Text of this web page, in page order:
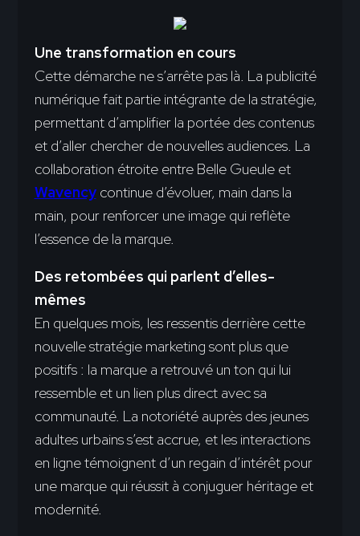
Une transformation en cours
Cette démarche ne s’arrête pas là. La publicité
numérique fait partie intégrante de la stratégie,
permettant d’amplifier la portée des contenus
et d’aller chercher de nouvelles audiences. La
collaboration étroite entre Belle Gueule et
Wavencycontinue d’évoluer, main dans la
main, pour renforcer une image qui reflète
l’essence de la marque.
Des retombées qui parlent d’elles-
mêmes
En quelques mois, les ressentis derrière cette
nouvelle stratégie marketing sont plus que
positifs : la marque a retrouvé un ton qui lui
ressemble et un lien plus direct avec sa
communauté. La notoriété auprès des jeunes
adultes urbains s’est accrue, et les interactions
en ligne témoignent d’un regain d’intérêt pour
une marque qui réussit à conjuguer héritage et
modernité.